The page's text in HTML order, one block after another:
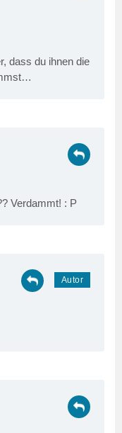
dass du ihnen die
Verdammt! : P